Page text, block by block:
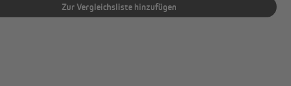
Zur Vergleichsliste hinzufügen